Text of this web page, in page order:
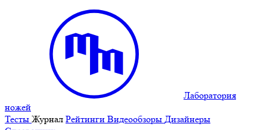
Лаборатория
ножей
Тесты Журнал Рейтинги Видеообзоры Дизайнеры